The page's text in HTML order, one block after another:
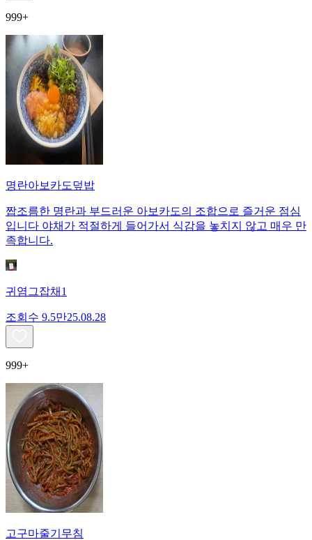
999+
명란아보카도덮밥
짭조름한 명란과 부드러운 아보카도의 조합으로 즐거운 점심
입니다 야채가 적절하게 들어가서 식감을 놓치지 않고 매우 만
족합니다.
귀염그잡채1
조회수 9.5만25.08.28
999+
고구마줄기무침